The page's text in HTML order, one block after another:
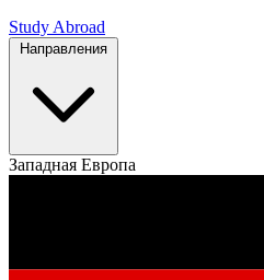
Study Abroad
Западная Европа